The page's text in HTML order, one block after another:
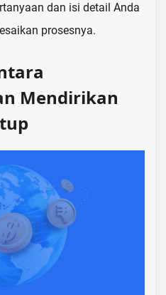
dan isi detail Anda
prosesnya.
Mendirikan